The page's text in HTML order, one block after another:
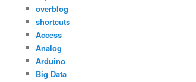
overblog
shortcuts
Access
Analog
Arduino
Big Data